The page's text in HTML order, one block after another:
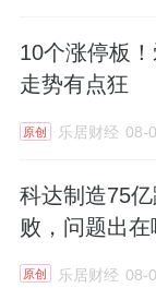
10个涨停板
走势有点狂
原创 乐居财经 08-
科达制造75
败，问题出在
原创 乐居财经 08-